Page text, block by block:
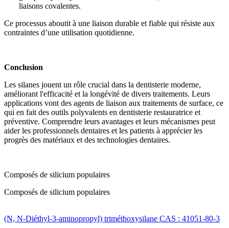
liaisons covalentes.
Ce processus aboutit à une liaison durable et fiable qui résiste aux
contraintes d’une utilisation quotidienne.
Conclusion
Les silanes jouent un rôle crucial dans la dentisterie moderne,
améliorant l'efficacité et la longévité de divers traitements. Leurs
applications vont des agents de liaison aux traitements de surface, ce
qui en fait des outils polyvalents en dentisterie restauratrice et
préventive. Comprendre leurs avantages et leurs mécanismes peut
aider les professionnels dentaires et les patients à apprécier les
progrès des matériaux et des technologies dentaires.
Composés de silicium populaires
Composés de silicium populaires
(N, N-Diéthyl-3-aminopropyl) triméthoxysilane CAS : 41051-80-3